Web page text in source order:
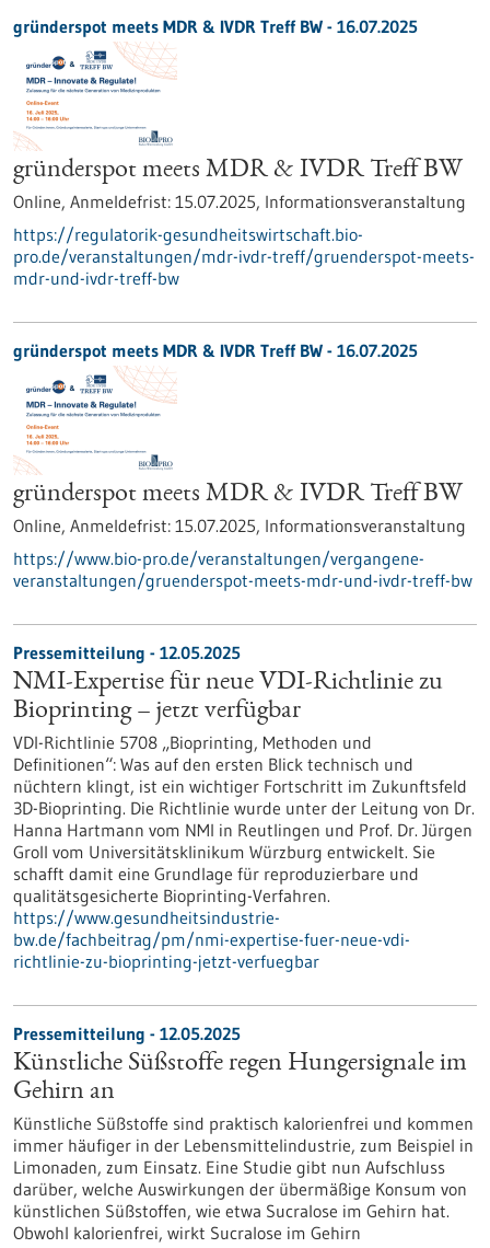
gründerspot meets MDR & IVDR Treff BW - 16.07.2025
gründerspot meets MDR & IVDR Treff BW
Online, Anmeldefrist: 15.07.2025, Informationsveranstaltung
https://regulatorik-gesundheitswirtschaft.bio-
pro.de/veranstaltungen/mdr-ivdr-treff/gruenderspot-meets-
mdr-und-ivdr-treff-bw
gründerspot meets MDR & IVDR Treff BW - 16.07.2025
gründerspot meets MDR & IVDR Treff BW
Online, Anmeldefrist: 15.07.2025, Informationsveranstaltung
https://www.bio-pro.de/veranstaltungen/vergangene-
veranstaltungen/gruenderspot-meets-mdr-und-ivdr-treff-bw
Pressemitteilung - 12.05.2025
NMI-Expertise für neue VDI-Richtlinie zu
Bioprinting – jetzt verfügbar
VDI-Richtlinie 5708 „Bioprinting, Methoden und
Definitionen“: Was auf den ersten Blick technisch und
nüchtern klingt, ist ein wichtiger Fortschritt im Zukunftsfeld
3D-Bioprinting. Die Richtlinie wurde unter der Leitung von Dr.
Hanna Hartmann vom NMI in Reutlingen und Prof. Dr. Jürgen
Groll vom Universitätsklinikum Würzburg entwickelt. Sie
schafft damit eine Grundlage für reproduzierbare und
qualitätsgesicherte Bioprinting-Verfahren.
https://www.gesundheitsindustrie-
bw.de/fachbeitrag/pm/nmi-expertise-fuer-neue-vdi-
richtlinie-zu-bioprinting-jetzt-verfuegbar
Pressemitteilung - 12.05.2025
Künstliche Süßstoffe regen Hungersignale im
Gehirn an
Künstliche Süßstoffe sind praktisch kalorienfrei und kommen
immer häufiger in der Lebensmittelindustrie, zum Beispiel in
Limonaden, zum Einsatz. Eine Studie gibt nun Aufschluss
darüber, welche Auswirkungen der übermäßige Konsum von
künstlichen Süßstoffen, wie etwa Sucralose im Gehirn hat.
Obwohl kalorienfrei, wirkt Sucralose im Gehirn